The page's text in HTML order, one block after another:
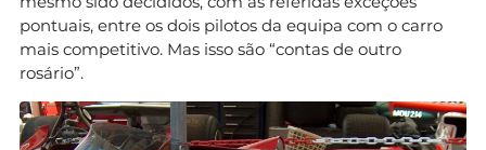
pontuais, entre os dois pilotos da equipa com o carro
mais competitivo. Mas isso são “contas de outro
rosário”.